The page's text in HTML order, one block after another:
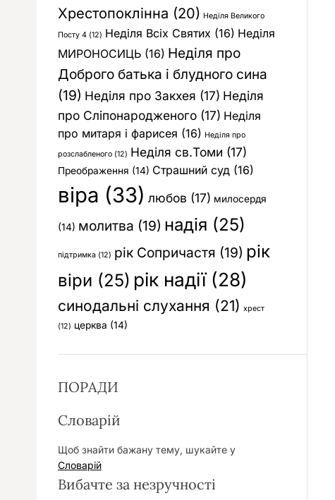
Хрестопоклінна (20) Неділя Великого
Посту 4 (12) Неділя Всіх Святих (16) Неділя
МИРОНОСИЦЬ (16) Неділя про
Доброго батька і блудного сина
(19) Неділя про Закхея (17) Неділя
про Сліпонародженого (17) Неділя
про митаря і фарисея (16) Неділя про
розслабленого (12) Неділя св.Томи (17)
Преображення (14) Страшний суд (16)
віра (33) любов (17) милосердя
(14) молитва (19) надія (25)
підтримка (12) рік Сопричастя (19) рік
віри (25) рік надії(28)
синодальні слухання (21) хрест
(12) церква (14)
ПОРАДИ
Словарій
Щоб знайти бажану тему, шукайте у
Словарій
Вибачте за незручності